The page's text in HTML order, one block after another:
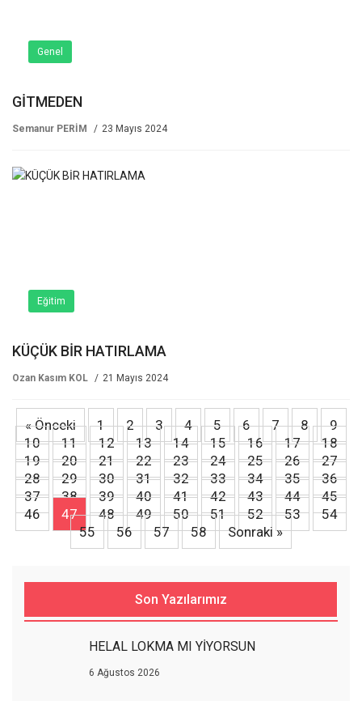
Genel
GİTMEDEN
Semanur PERİM 23 Mayıs 2024
Eğitim
KÜÇÜK BİR HATIRLAMA
Ozan Kasım KOL 21 Mayıs 2024
« Önceki 1 2 3 4 5 6 7 8
9
10
11 12 13 14 15 16 17
18
19
20 21 22 23 24 25 26
27
28
29 30 31 32 33 34 35
36
37
38 39 40 41 42 43 44
45
46
47 48 49 50 51 52 53
54
55
56 57 58 Sonraki »
Son Yazılarımız
HELAL LOKMA MI YİYORSUN
6 Ağustos 2026